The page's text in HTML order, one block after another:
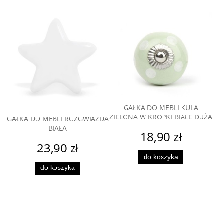
GAŁKA DO MEBLI ROZGWIAZDA
BIAŁA
23,90 zł
do koszyka
GAŁKA DO MEBLI KULA
ZIELONA W KROPKI BIAŁE DUŻA
18,90 zł
do koszyka